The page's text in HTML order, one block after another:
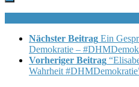
Nächster Beitrag Ein
Demokratie –
Vorheriger Beitrag
Wahrheit